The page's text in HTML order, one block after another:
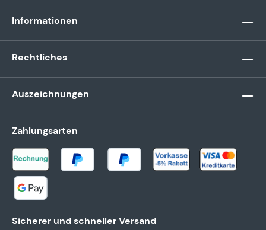
Informationen
Rechtliches
Auszeichnungen
Zahlungsarten
Sicherer und schneller Versand